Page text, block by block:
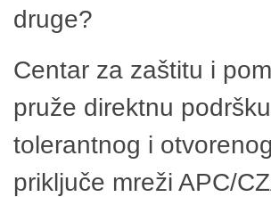
druge?
Centar za zaštitu i
pruže direktnu
tolerantnog i
priključe mreži APC/